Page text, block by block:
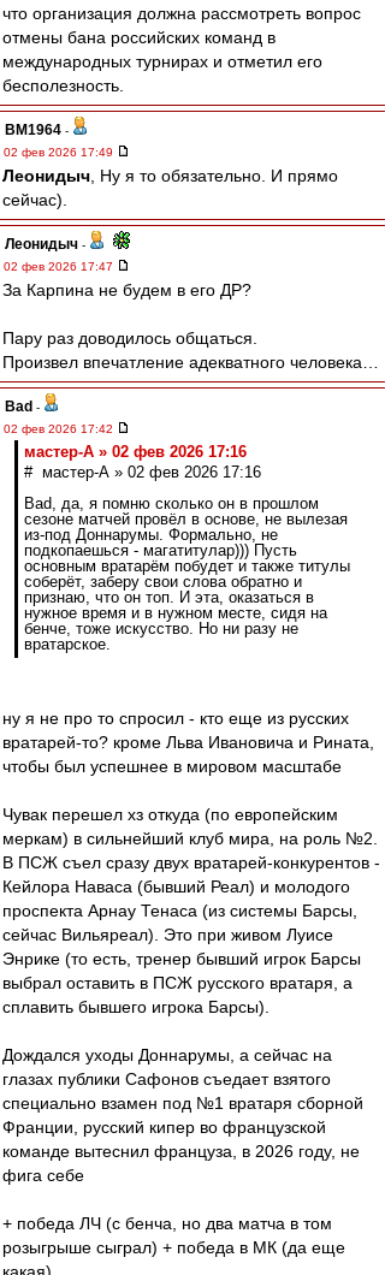
что организация должна рассмотреть вопрос
отмены бана российских команд в
международных турнирах и отметил его
бесполезность.
BM1964 -
02 фев 2026 17:49
Леонидыч , Ну я то обязательно. И прямо
сейчас).
Леонидыч -
02 фев 2026 17:47
За Карпина не будем в его ДР?
Пару раз доводилось общаться.
Произвел впечатление адекватного человека…
Bad -
02 фев 2026 17:42
мастер-А » 02 фев 2026 17:16
# мастер-А » 02 фев 2026 17:16
Bad, да, я помню сколько он в прошлом
сезоне матчей провёл в основе, не вылезая
из-под Доннарумы. Формально, не
подкопаешься - магатитулар))) Пусть
основным вратарём побудет и также титулы
соберёт, заберу свои слова обратно и
признаю, что он топ. И эта, оказаться в
нужное время и в нужном месте, сидя на
бенче, тоже искусство. Но ни разу не
вратарское.
ну я не про то спросил - кто еще из русских
вратарей-то? кроме Льва Ивановича и Рината,
чтобы был успешнее в мировом масштабе
Чувак перешел хз откуда (по европейским
меркам) в сильнейший клуб мира, на роль №2.
В ПСЖ съел сразу двух вратарей-конкурентов -
Кейлора Наваса (бывший Реал) и молодого
проспекта Арнау Тенаса (из системы Барсы,
сейчас Вильяреал). Это при живом Луисе
Энрике (то есть, тренер бывший игрок Барсы
выбрал оставить в ПСЖ русского вратаря, а
сплавить бывшего игрока Барсы).
Дождался уходы Доннарумы, а сейчас на
глазах публики Сафонов съедает взятого
специально взамен под №1 вратаря сборной
Франции, русский кипер во французской
команде вытеснил француза, в 2026 году, не
фига себе
+ победа ЛЧ (с бенча, но два матча в том
розыгрыше сыграл) + победа в МК (да еще